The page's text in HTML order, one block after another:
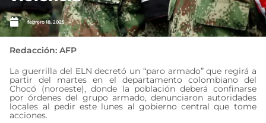
febrero 18, 2025
Redacción: AFP
La guerrilla del ELN decretó un “paro armado” que regirá a
partir del martes en el departamento colombiano del
Chocó (noroeste), donde la población deberá confinarse
por órdenes del grupo armado, denunciaron autoridades
locales al pedir este lunes al gobierno central que tome
acciones.